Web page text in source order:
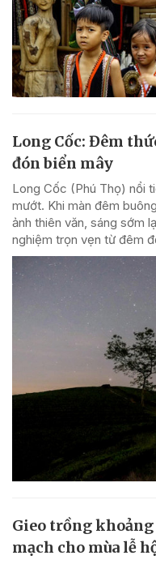
Long Cốc: Đêm
đón biển mây
Long Cốc (Phú Thọ) nổi
mướt. Khi màn đêm
ảnh thiên văn, sáng sớm
nghiệm trọn vẹn từ đêm
Gieo trồng
mạch cho mùa lễ